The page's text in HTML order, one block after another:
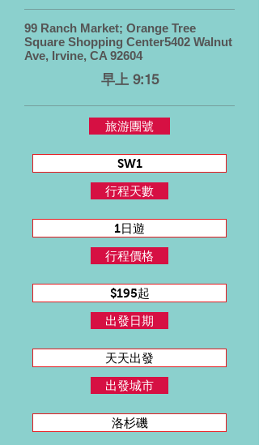
99 Ranch Market; Orange Tree
Square Shopping Center5402 Walnut
Ave, Irvine, CA 92604
早上 9:15
旅游團號
SW1
行程天數
1日遊
行程價格
$195起
出發日期
天天出發
出發城市
洛杉磯